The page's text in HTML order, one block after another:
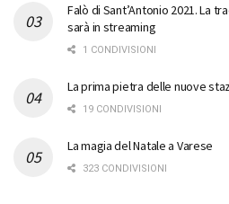
Falò di Sant’Antonio 2021. La
sarà in streaming
1 CONDIVISIONI
La prima pietra delle nuove
19 CONDIVISIONI
La magia del Natale a Varese
323 CONDIVISIONI